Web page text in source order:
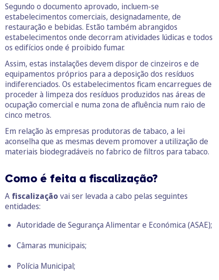
Segundo o documento aprovado, incluem-se
estabelecimentos comerciais, designadamente, de
restauração e bebidas. Estão também abrangidos
estabelecimentos onde decorram atividades lúdicas e todos
os edifícios onde é proibido fumar.
Assim, estas instalações devem dispor de cinzeiros e de
equipamentos próprios para a deposição dos resíduos
indiferenciados. Os estabelecimentos ficam encarregues de
proceder à limpeza dos resíduos produzidos nas áreas de
ocupação comercial e numa zona de afluência num raio de
cinco metros.
Em relação às empresas produtoras de tabaco, a lei
aconselha que as mesmas devem promover a utilização de
materiais biodegradáveis no fabrico de filtros para tabaco.
Como é feita a fiscalização?
A fiscalização vai ser levada a cabo pelas seguintes
entidades:
Autoridade de Segurança Alimentar e Económica (ASAE);
Câmaras municipais;
Polícia Municipal;